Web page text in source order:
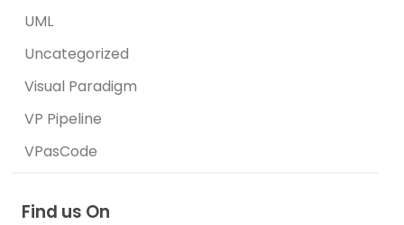
UML
Uncategorized
Visual Paradigm
VP Pipeline
VPasCode
Find us On